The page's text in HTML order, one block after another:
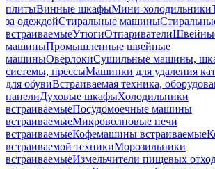
плитыВинные шкафыМини-холодильники
за одеждойСтиральные машины
встраиваемыеУтюгиОтпариватели
машиныПромышленные швейные
машиныОверлокиСушильные машины,
системы, прессыМашинки для удаления
для обувиВстраиваемая техника,
панелиДуховые шкафыХолодильники
встраиваемыеПосудомоечные машины
встраиваемыеМикроволновые печи
встраиваемыеКофемашины встраиваемые
встраиваемой техникиМорозильники
встраиваемыеИзмельчители пищевых